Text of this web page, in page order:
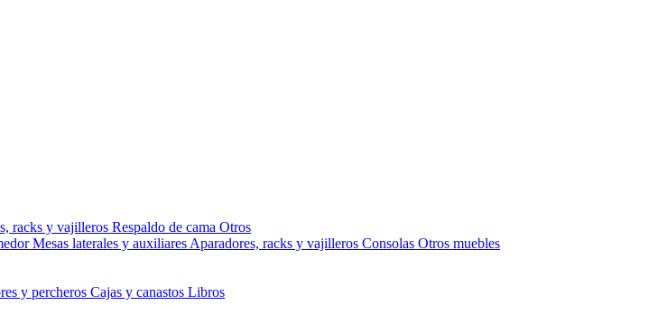
racks y vajilleros Respaldo de cama Otros
Mesas laterales y auxiliares Aparadores, racks y vajilleros Consolas Otros muebles
y percheros Cajas y canastos Libros